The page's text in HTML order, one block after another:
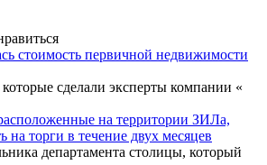
стоимость первичной недвижимости
сделали эксперты компании «
на территории ЗИЛа,
на торги в течение двух месяцев
департамента столицы, который